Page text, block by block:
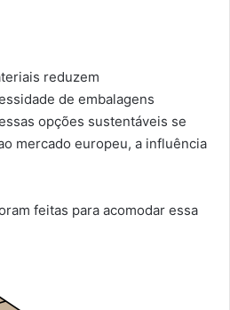
reduzem
de embalagens
opções sustentáveis ​​se
mercado europeu, a influência
feitas para acomodar essa